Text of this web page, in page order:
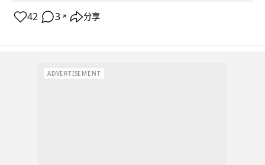
42 3 ↗ 分享
ADVERTISEMENT